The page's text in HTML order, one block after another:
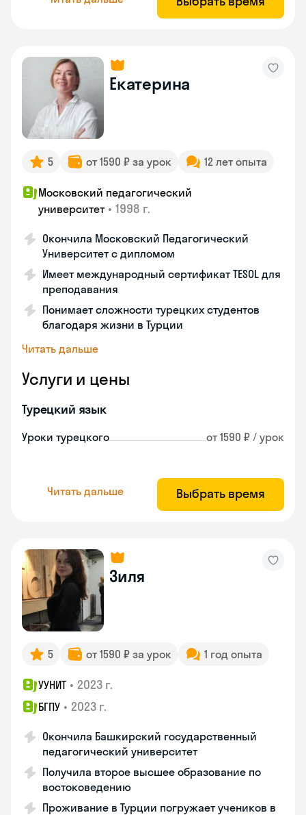
Екатерина
5 от 1590 ₽ за урок 12 лет опыта
Московский педагогический
университет • 1998 г.
Окончила Московский Педагогический
Университет с дипломом
Имеет международный сертификат TESOL для
преподавания
Понимает сложности турецких студентов
благодаря жизни в Турции
Читать дальше
Услуги и цены
Турецкий язык
Уроки турецкого от 1590 ₽ / урок
Читать дальше Выбрать время
Зиля
5 от 1590 ₽ за урок 1 год опыта
УУНИТ • 2023 г.
БГПУ • 2023 г.
Окончила Башкирский государственный
педагогический университет
Получила второе высшее образование по
востоковедению
Проживание в Турции погружает учеников в